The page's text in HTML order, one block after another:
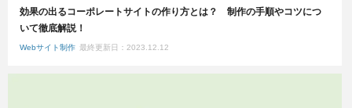
効果の出るコーポレートサイトの作り方とは？ 制作の手順やコツにつ
いて徹底解説！
Webサイト制作 最終更新日：2023.12.12